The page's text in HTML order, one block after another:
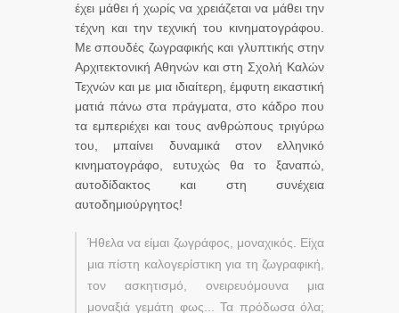
έχει μάθει ή χωρίς να χρειάζεται να μάθει την
τέχνη και την τεχνική του κινηματογράφου.
Με σπουδές ζωγραφικής και γλυπτικής στην
Αρχιτεκτονική Αθηνών και στη Σχολή Καλών
Τεχνών και με μια ιδιαίτερη, έμφυτη εικαστική
ματιά πάνω στα πράγματα, στο κάδρο που
τα εμπεριέχει και τους ανθρώπους τριγύρω
του, μπαίνει δυναμικά στον ελληνικό
κινηματογράφο, ευτυχώς θα το ξαναπώ,
αυτοδίδακτος και στη συνέχεια
αυτοδημιούργητος!
Ήθελα να είμαι ζωγράφος, μοναχικός. Είχα
μια πίστη καλογερίστικη για τη ζωγραφική,
τον ασκητισμό, ονειρευόμουνα μια
μοναξιά γεμάτη φως... Τα πρόδωσα όλα;